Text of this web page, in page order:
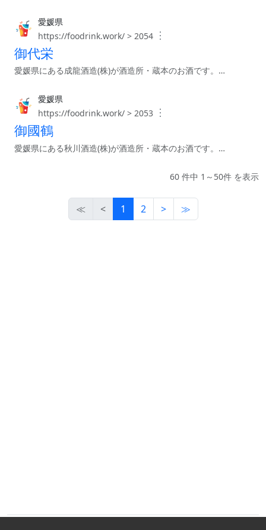
愛媛県
https://foodrink.work/ > 2054 ︙
御代栄
愛媛県にある成龍酒造(株)が酒造所・蔵本のお酒です。…
愛媛県
https://foodrink.work/ > 2053
︙
御國鶴
愛媛県にある秋川酒造(株)が酒造所・蔵本のお酒です。…
60 件中 1～50件 を表示
≪ < 1 2 > ≫